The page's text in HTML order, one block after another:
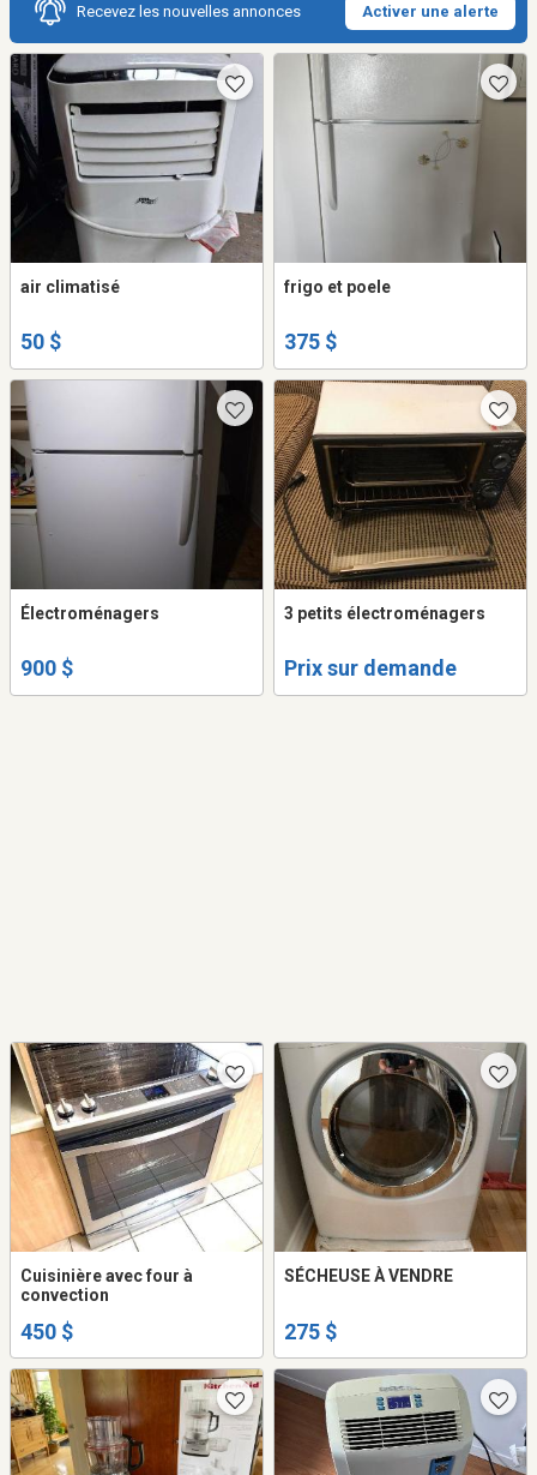
Recevez les nouvelles annonces Activer une alerte
air climatisé
50 $
frigo et poele
375 $
Électroménagers
900 $
3 petits électroménagers
Prix sur demande
Cuisinière avec four à
convection
450 $
SÉCHEUSE À VENDRE
275 $